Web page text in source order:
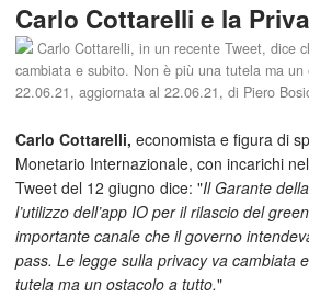
Carlo Cottarelli e la
Carlo Cottarelli, in un recente Tweet, dice
cambiata e subito. Non è più una tutela ma
22.06.21, aggiornata al 22.06.21, di Piero
Carlo Cottarelli, economista e figura di
Monetario Internazionale, con incarichi
Tweet del 12 giugno dice: "Il Garante
l’utilizzo dell’app IO per il rilascio del
importante canale che il governo
pass. Le legge sulla privacy va cambiata
tutela ma un ostacolo a tutto."